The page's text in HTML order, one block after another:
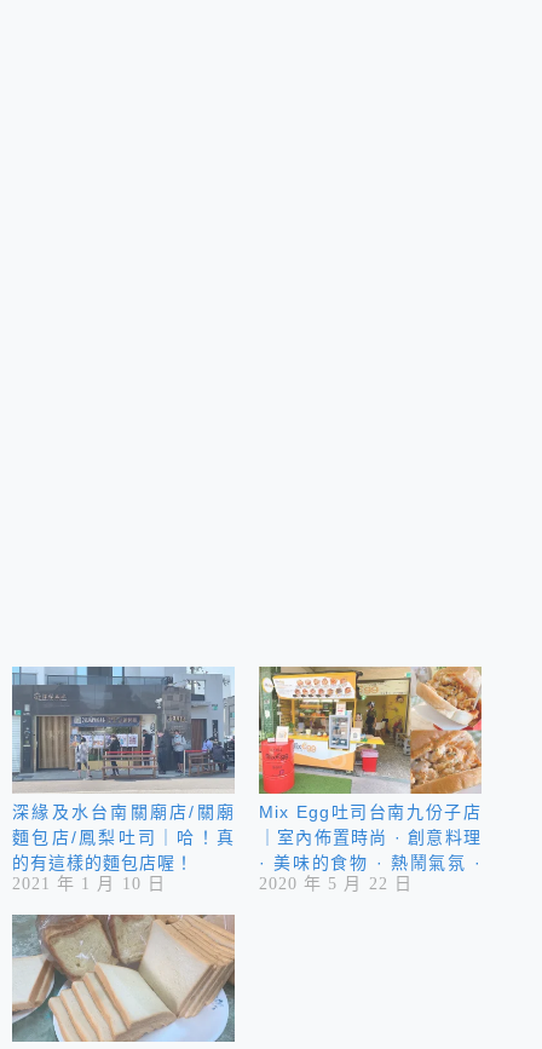
深緣及水台南關廟店/關廟
麵包店/鳳梨吐司｜哈！真
的有這樣的麵包店喔！
2021 年 1 月 10 日
Mix Egg吐司台南九份子店
｜室內佈置時尚 · 創意料理
· 美味的食物 · 熱鬧氣氛 ·
絕佳早午餐
2020 年 5 月 22 日